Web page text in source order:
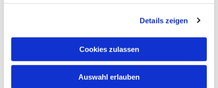
Details zeigen
Cookies zulassen
Auswahl erlauben
interessieren